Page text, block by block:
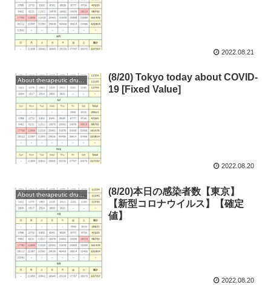
2022.08.21
About therapeutic drugs and vaccines
(8/20) Tokyo today about COVID-
19 [Fixed Value]
2022.08.20
About therapeutic drugs and vaccines
(8/20)本日の感染者数【東京】
【新型コロナウイルス】【確定
値】
2022.08.20